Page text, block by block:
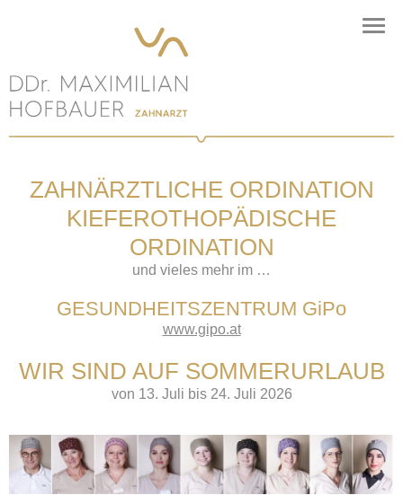
ZAHNÄRZTLICHE ORDINATION
KIEFEROTHOPÄDISCHE
ORDINATION
und vieles mehr im …
GESUNDHEITSZENTRUM GiPo
www.gipo.at
WIR SIND AUF SOMMERURLAUB
von 13. Juli bis 24. Juli 2026